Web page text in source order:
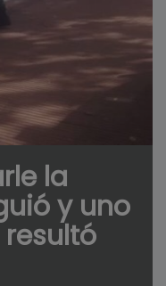
la
y uno